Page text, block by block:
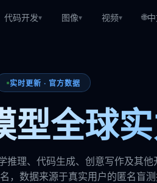
代码开发▾ 图像▾ 视频▾ 🌐
实时更新 · 官方数据
全球
推理、代码生成、创意写作及其他
，数据来源于真实用户的匿名盲测